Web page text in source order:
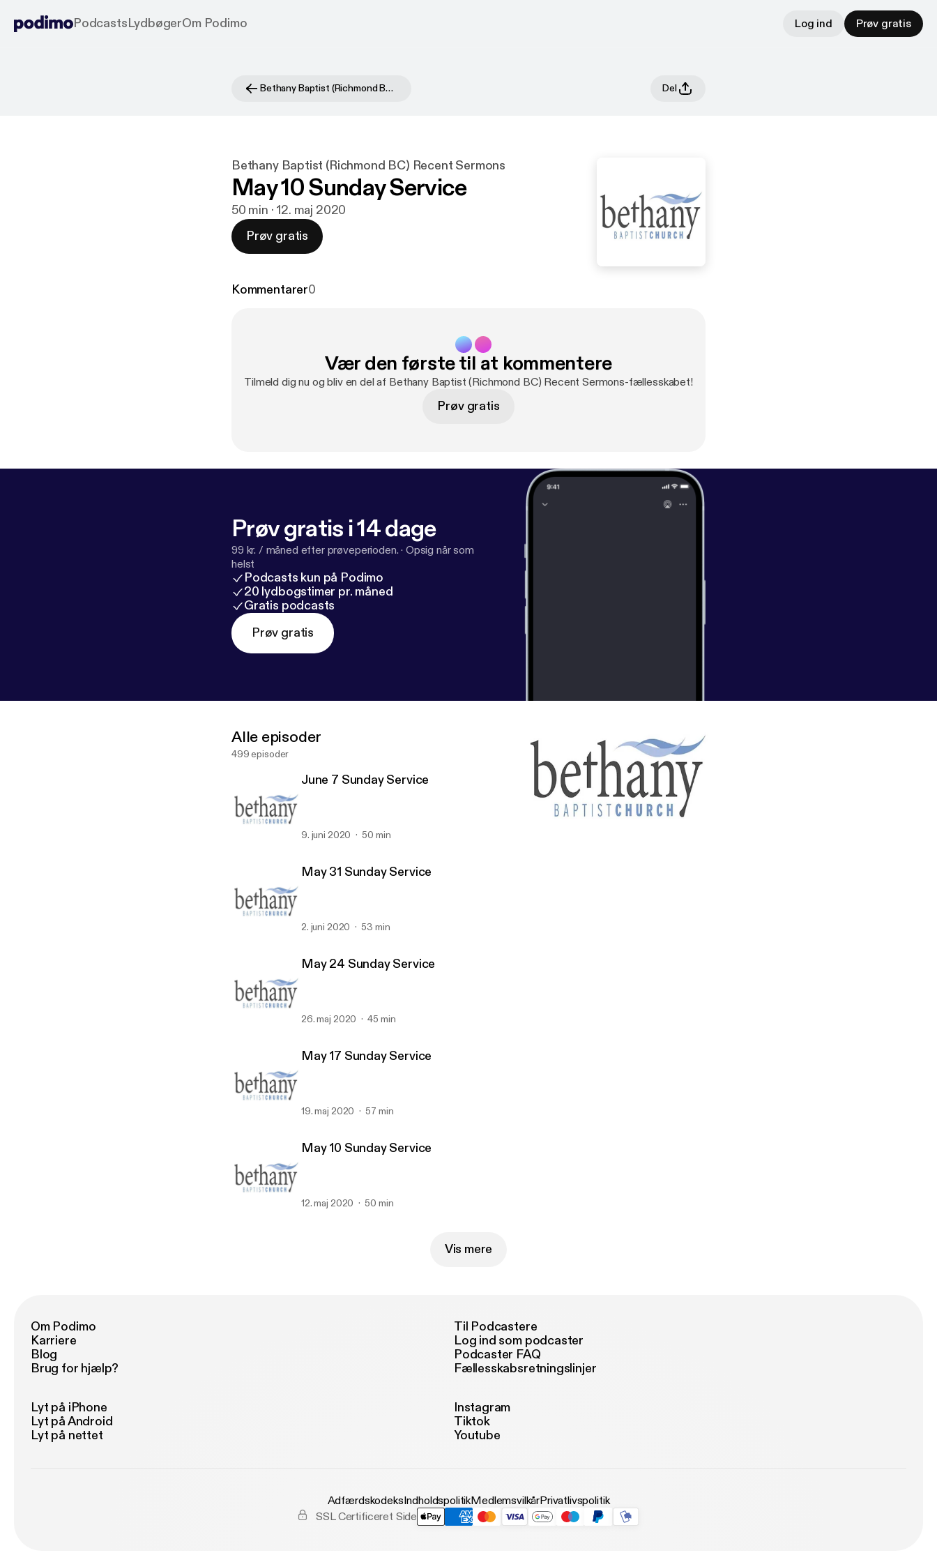
PodcastsLydbøgerOm Podimo Log ind Prøv gratis
Bethany Baptist (Richmond BC) Recent Sermons Del
Bethany Baptist (Richmond BC) Recent Sermons
May 10 Sunday Service
50 min · 12. maj 2020
Prøv gratis
Kommentarer0
Vær den første til at kommentere
Tilmeld dig nu og bliv en del af Bethany Baptist (Richmond BC) Recent Sermons-fællesskabet!
Prøv gratis
Prøv gratis i 14 dage
99 kr. / måned efter prøveperioden. · Opsig når som
helst
Podcasts kun på Podimo
20 lydbogstimer pr. måned
Gratis podcasts
Prøv gratis
Alle episoder
499 episoder
June 7 Sunday Service
9. juni 2020 50 min
May 31 Sunday Service
2. juni 2020 53 min
May 24 Sunday Service
26. maj 2020 45 min
May 17 Sunday Service
19. maj 2020 57 min
May 10 Sunday Service
12. maj 2020 50 min
Vis mere
Om Podimo
Karriere
Blog
Brug for hjælp?
Til Podcastere
Log ind som podcaster
Podcaster FAQ
Fællesskabsretningslinjer
Lyt på iPhone
Lyt på Android
Lyt på nettet
Instagram
Tiktok
Youtube
AdfærdskodeksIndholdspolitikMedlemsvilkårPrivatlivspolitik
SSL Certificeret Side